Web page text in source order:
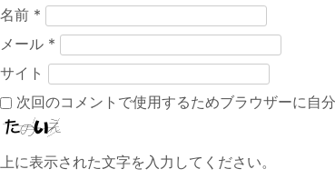
名前 *
メール *
サイト
次回のコメントで使用するためブラウザーに自
上に表示された文字を入力してください。